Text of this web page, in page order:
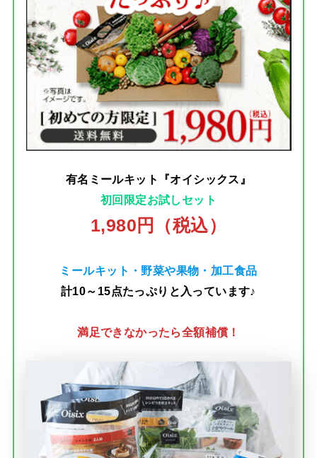
有名ミールキット『オイシックス』
初回限定お試しセット
1,980円（税込）
ミールキット・野菜や果物・加工食品
計10～15点たっぷりと入っています♪
満足できなかったら全額補償！